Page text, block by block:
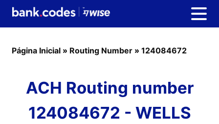
Página Inicial » Routing Number » 124084672
ACH Routing number
124084672 - WELLS